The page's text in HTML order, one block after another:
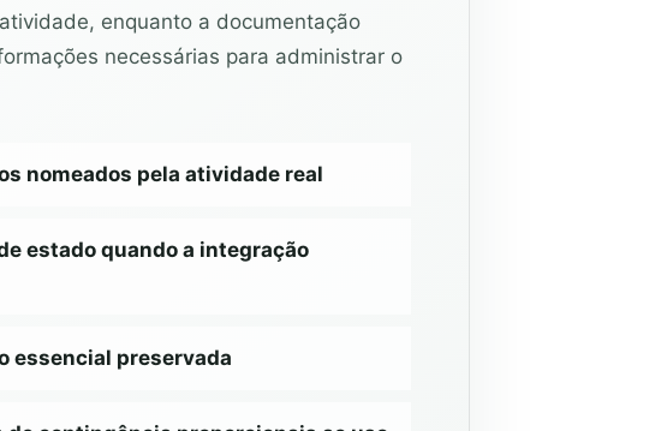
enquanto a documentação
necessárias para administrar o
nomeados pela atividade real
estado quando a integração
essencial preservada